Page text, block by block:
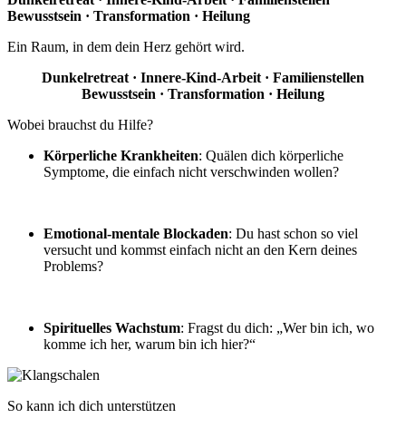
Bewusstsein · Transformation · Heilung
Ein Raum, in dem dein Herz gehört wird.
Dunkelretreat · Innere-Kind-Arbeit · Familienstellen
Bewusstsein · Transformation · Heilung
Wobei brauchst du Hilfe?
Körperliche Krankheiten: Quälen dich körperliche
Symptome, die einfach nicht verschwinden wollen?
Emotional-mentale Blockaden: Du hast schon so viel
versucht und kommst einfach nicht an den Kern deines
Problems?
Spirituelles Wachstum: Fragst du dich: „Wer bin ich, wo
komme ich her, warum bin ich hier?“
So kann ich dich unterstützen